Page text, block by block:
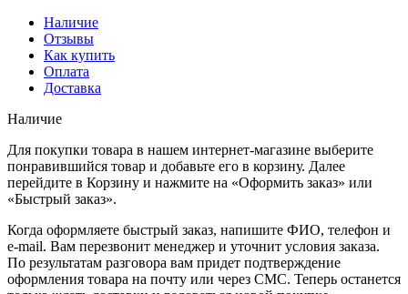
Наличие
Отзывы
Как купить
Оплата
Доставка
Наличие
Для покупки товара в нашем интернет-магазине выберите
понравившийся товар и добавьте его в корзину. Далее
перейдите в Корзину и нажмите на «Оформить заказ» или
«Быстрый заказ».
Когда оформляете быстрый заказ, напишите ФИО, телефон и
e-mail. Вам перезвонит менеджер и уточнит условия заказа.
По результатам разговора вам придет подтверждение
оформления товара на почту или через СМС. Теперь останется